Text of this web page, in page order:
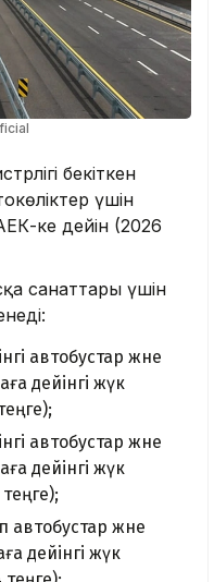
бекіткен
үшін
ке дейін (2026
санаттары үшін
автобустар және
дейінгі жүк
автобустар және
дейінгі жүк
теңге);
және
дейінгі жүк